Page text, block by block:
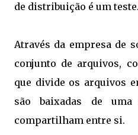
de distribuição é um teste.
Através da empresa de
conjunto de arquivos,
que divide os arquivos
são baixadas de
compartilham entre si.